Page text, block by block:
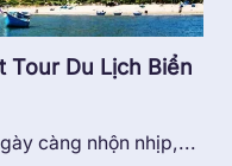
Tour Du Lịch Biển
càng nhộn nhịp,...